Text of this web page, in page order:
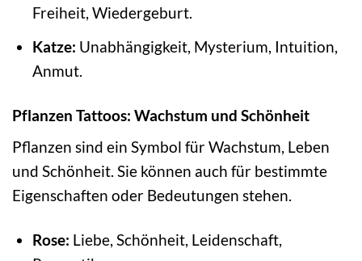
Freiheit, Wiedergeburt.
Katze: Unabhängigkeit, Mysterium, Intuition,
Anmut.
Pflanzen Tattoos: Wachstum und Schönheit
Pflanzen sind ein Symbol für Wachstum, Leben
und Schönheit. Sie können auch für bestimmte
Eigenschaften oder Bedeutungen stehen.
Rose: Liebe, Schönheit, Leidenschaft,